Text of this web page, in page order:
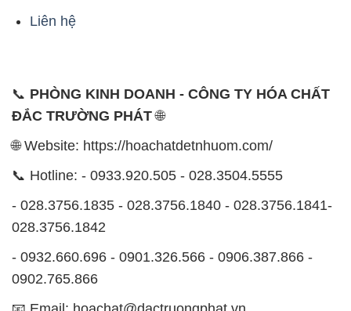
Liên hệ
📞 PHÒNG KINH DOANH - CÔNG TY HÓA CHẤT
ĐẮC TRƯỜNG PHÁT🌐
🌐 Website: https://hoachatdetnhuom.com/
📞 Hotline: - 0933.920.505 - 028.3504.5555
- 028.3756.1835 - 028.3756.1840 - 028.3756.1841-
028.3756.1842
- 0932.660.696 - 0901.326.566 - 0906.387.866 -
0902.765.866